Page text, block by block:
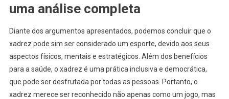
uma análise completa
Diante dos argumentos apresentados, podemos concluir que o
xadrez pode sim ser considerado um esporte, devido aos seus
aspectos físicos, mentais e estratégicos. Além dos benefícios
para a saúde, o xadrez é uma prática inclusiva e democrática,
que pode ser desfrutada por todas as pessoas. Portanto, o
xadrez merece ser reconhecido não apenas como um jogo, mas